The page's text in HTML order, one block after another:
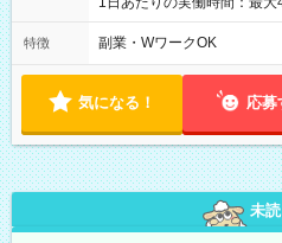
や日曜のお休みも応相談 16:05～20:05 「昼
ワークで働きたい」 「夕食
特徴 副業・WワークOK
気になる！ 応募
未読